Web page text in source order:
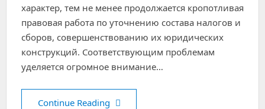
характер, тем не менее продолжается кропотливая
правовая работа по уточнению состава налогов и
сборов, совершенствованию их юридических
конструкций. Соответствующим проблемам
уделяется огромное внимание…
Continue Reading Квазиналоги и квазисборы